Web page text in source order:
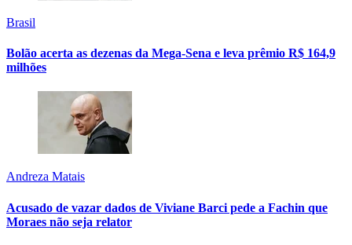
Brasil
Bolão acerta as dezenas da Mega-Sena e leva prêmio R$ 164,9
milhões
Andreza Matais
Acusado de vazar dados de Viviane Barci pede a Fachin que
Moraes não seja relator